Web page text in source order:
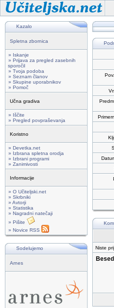
Kazalo
Spletna zbornica
» Iskanje
» Prijava za pregled zasebnih
sporočil
» Tvoja podoba
» Seznam članov
» Skupine uporabnikov
» Pomoč
Učna gradiva
» Iščite
» Pregled povpraševanja
Koristno
» Devetka.net
» Izbrana spletna orodja
» Izbrani programi
» Zanimivosti
Informacije
» O Učiteljski.net
» Skrbniki
» Avtorji
» Statistika
» Nagradni natečaji
» Pišite
» Novice RSS
Sodelujemo
Arnes
Niste